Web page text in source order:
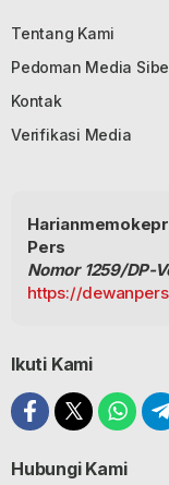
Tentang Kami
Pedoman Media
Kontak
Verifikasi Media
Pers
Nomor 1259/DP-
https://
Ikuti Kami
Hubungi Kami